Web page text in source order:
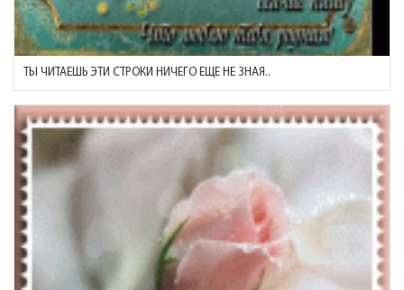
ТЫ ЧИТАЕШЬ ЭТИ СТРОКИ НИЧЕГО ЕЩЕ НЕ ЗНАЯ..